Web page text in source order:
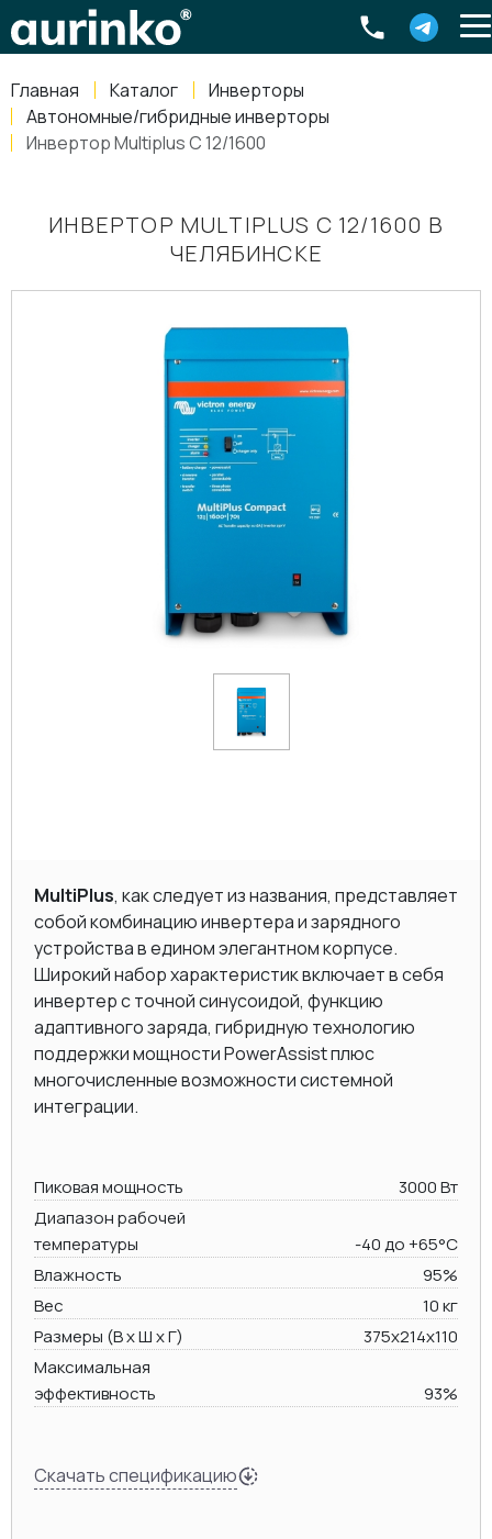
Главная Каталог
Инверторы
Автономные/гибридные инверторы
Инвертор Multiplus C 12/1600
ИНВЕРТОР MULTIPLUS C 12/1600 В
ЧЕЛЯБИНСКЕ
MultiPlus, как следует из названия, представляет
собой комбинацию инвертера и зарядного
устройства в едином элегантном корпусе.
Широкий набор характеристик включает в себя
инвертер с точной синусоидой, функцию
адаптивного заряда, гибридную технологию
поддержки мощности PowerAssist плюс
многочисленные возможности системной
интеграции.
Пиковая мощность
3000 Вт
Диапазон рабочей
температуры
-40 до +65°C
Влажность
95%
Вес
10 кг
Размеры (В х Ш х Г)
375x214x110
Максимальная
эффективность
93%
Скачать спецификацию
Россия, Свердловская область Екатеринбург ,
8-800-770-79-40